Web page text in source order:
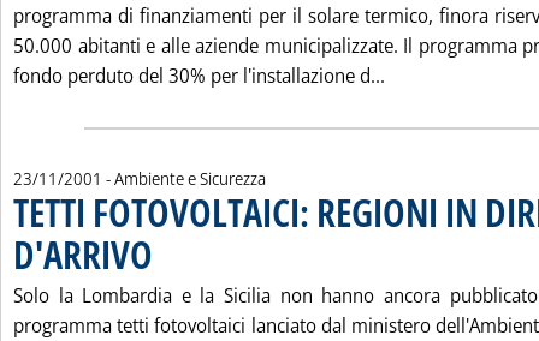
programma di finanziamenti per il solare termico, finora
50.000 abitanti e alle aziende municipalizzate. Il programma
fondo perduto del 30% per l'installazione d...
23/11/2001 - Ambiente e Sicurezza
TETTI FOTOVOLTAICI: REGIONI IN
D'ARRIVO
Solo la Lombardia e la Sicilia non hanno ancora
programma tetti fotovoltaici lanciato dal ministero